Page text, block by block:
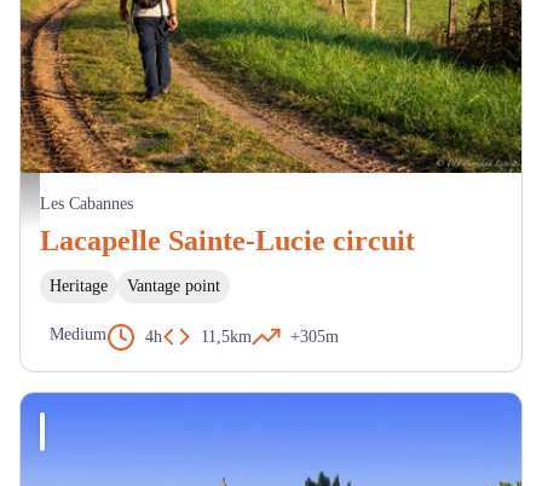
Circuit de Lacapelle Sainte-Lucie - BL - CDRP
Les Cabannes
Lacapelle Sainte-Lucie circuit
Heritage Vantage point
Medium 4h 11,5km +305m